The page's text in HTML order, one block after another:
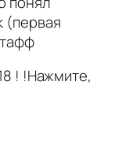
(первая
! !Нажмите,